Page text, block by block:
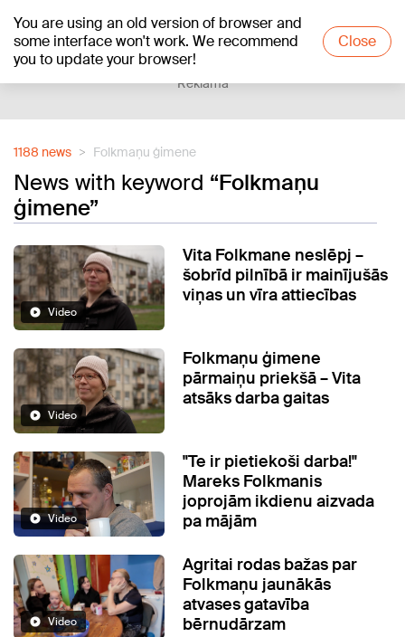
You are using an old version of browser and
some interface won't work. We recommend
you to update your browser!
Close
+22°C
Reklāma
1188 news Folkmaņu ģimene
News with keyword “Folkmaņu
ģimene”
Video
Vita Folkmane neslēpj –
šobrīd pilnībā ir mainījušās
viņas un vīra attiecības
Video
Folkmaņu ģimene
pārmaiņu priekšā – Vita
atsāks darba gaitas
Video
"Te ir pietiekoši darba!"
Mareks Folkmanis
joprojām ikdienu aizvada
pa mājām
Video
Agritai rodas bažas par
Folkmaņu jaunākās
atvases gatavība
bērnudārzam